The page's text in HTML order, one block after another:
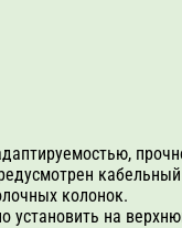
колонок.
на